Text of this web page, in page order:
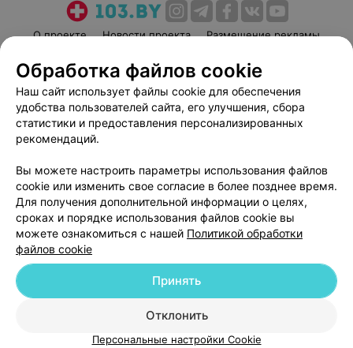
О проекте Новости проекта
Размещение рекламы
Пользовательское соглашение
Способы оплаты
Вакансии
Партнеры
Написать руководителю 103.by
Персональные настройки cookie
Обработка персональных данных
© 2026 ООО «Артокс Лаб», УНП 191700409| 220012, Республика Беларусь,
г. Минск, улица Толбухина, 2, пом. 16 | help@103.by
Служба поддержки +375 291212755
Обработка файлов cookie
Наш сайт использует файлы cookie для обеспечения
удобства пользователей сайта, его улучшения, сбора
статистики и предоставления персонализированных
рекомендаций.
Вы можете настроить параметры использования файлов
cookie или изменить свое согласие в более позднее время.
Для получения дополнительной информации о целях,
сроках и порядке использования файлов cookie вы
можете ознакомиться с нашей Политикой обработки
файлов cookie
Отклонить
Принять
Персональные настройки Cookie